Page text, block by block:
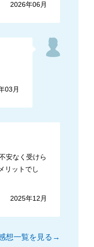
2026年06月
03月
安なく受けら
リットでし
2025年12月
想一覧を見る→